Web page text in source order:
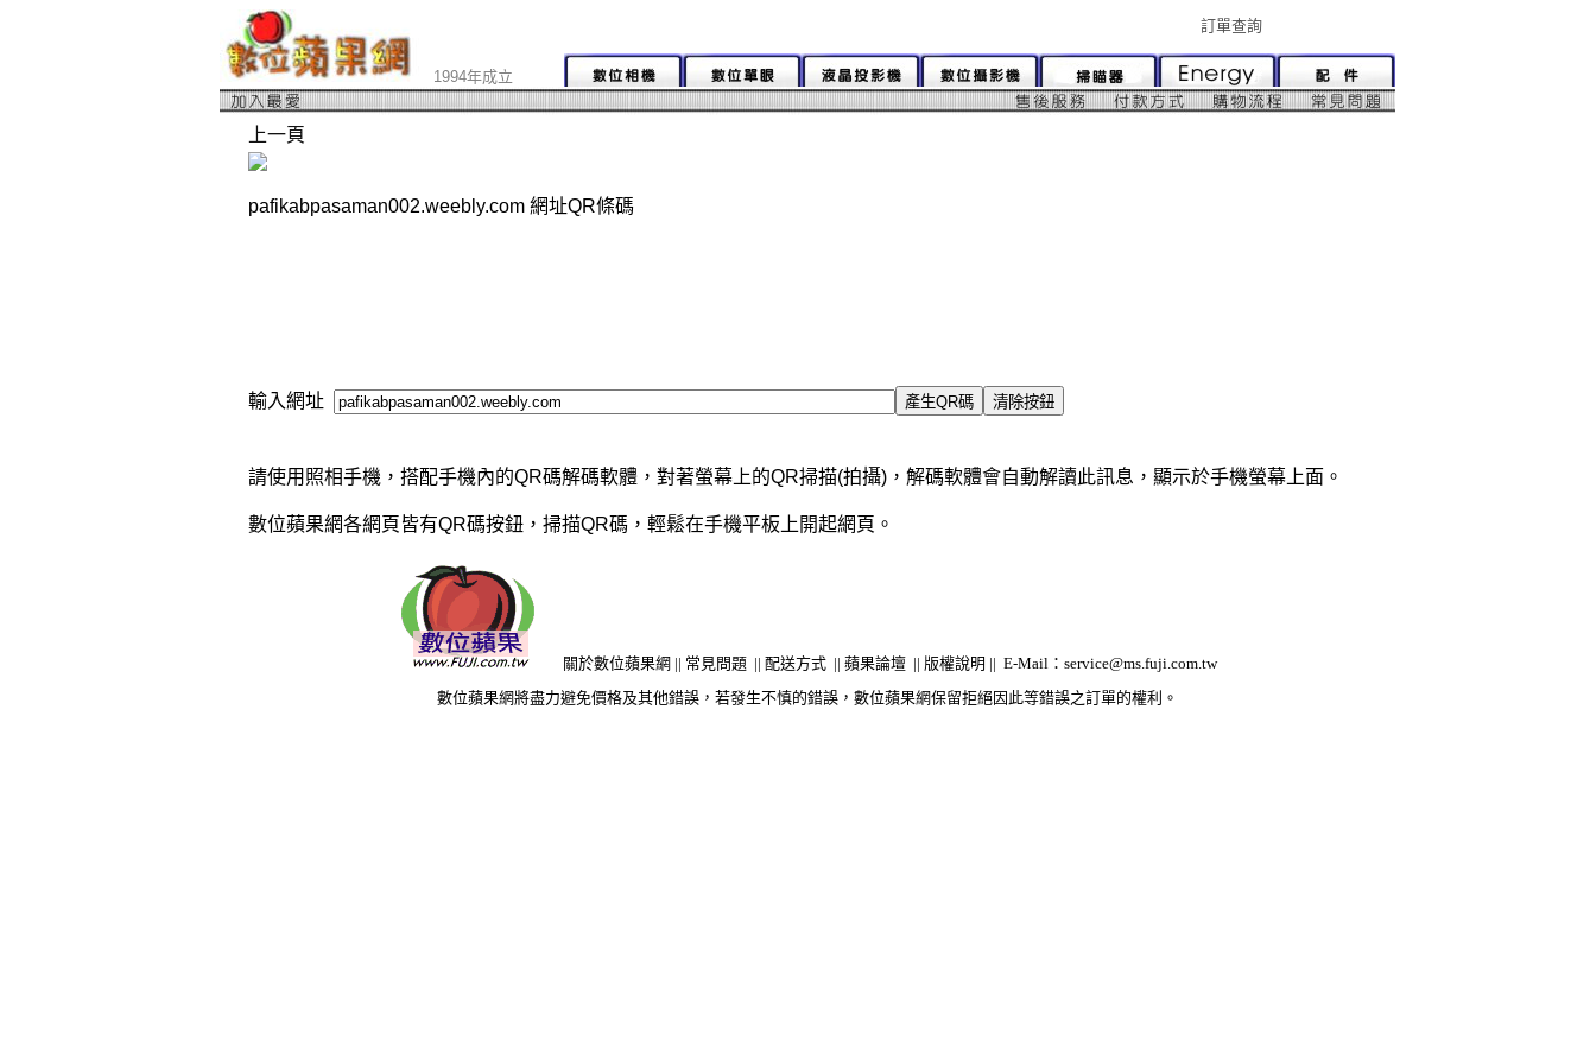
1994年成立
訂單查詢
上一頁
pafikabpasaman002.weebly.com 網址QR條碼
輸入網址
請使用照相手機，搭配手機內的QR碼解碼軟體，對著螢幕上的QR掃描(拍攝)，解碼軟體會自動解讀此訊息，顯示於手機螢幕上面。
數位蘋果網各網頁皆有QR碼按鈕，掃描QR碼，輕鬆在手機平板上開起網頁。
關於數位蘋果網 || 常見問題 || 配送方式 || 蘋果論壇 || 版權說明 || E-Mail：service@ms.fuji.com.tw
數位蘋果網將盡力避免價格及其他錯誤，若發生不慎的錯誤，數位蘋果網保留拒絕因此等錯誤之訂單的權利。